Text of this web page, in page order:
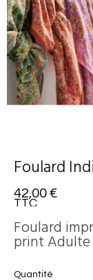
Foulard
42,00 €
TTC
Foulard
print Adulte
Quantité